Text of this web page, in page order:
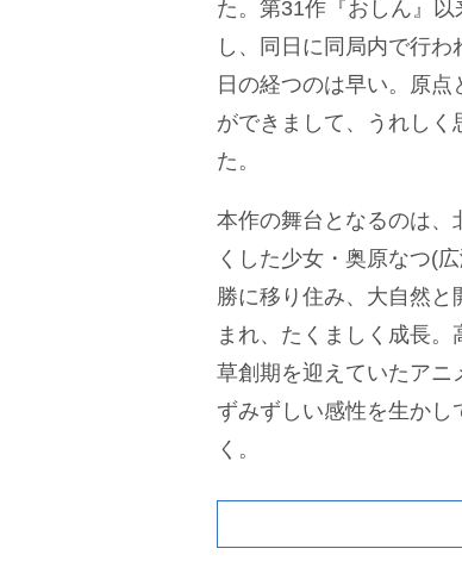
た。第31作『おしん』
し、同日に同局内で行わ
日の経つのは早い。原
ができまして、うれしく
た。
本作の舞台となるのは、
くした少女・奥原なつ(
勝に移り住み、大自然
まれ、たくましく成長。
草創期を迎えていたアニ
ずみずしい感性を生かし
く。